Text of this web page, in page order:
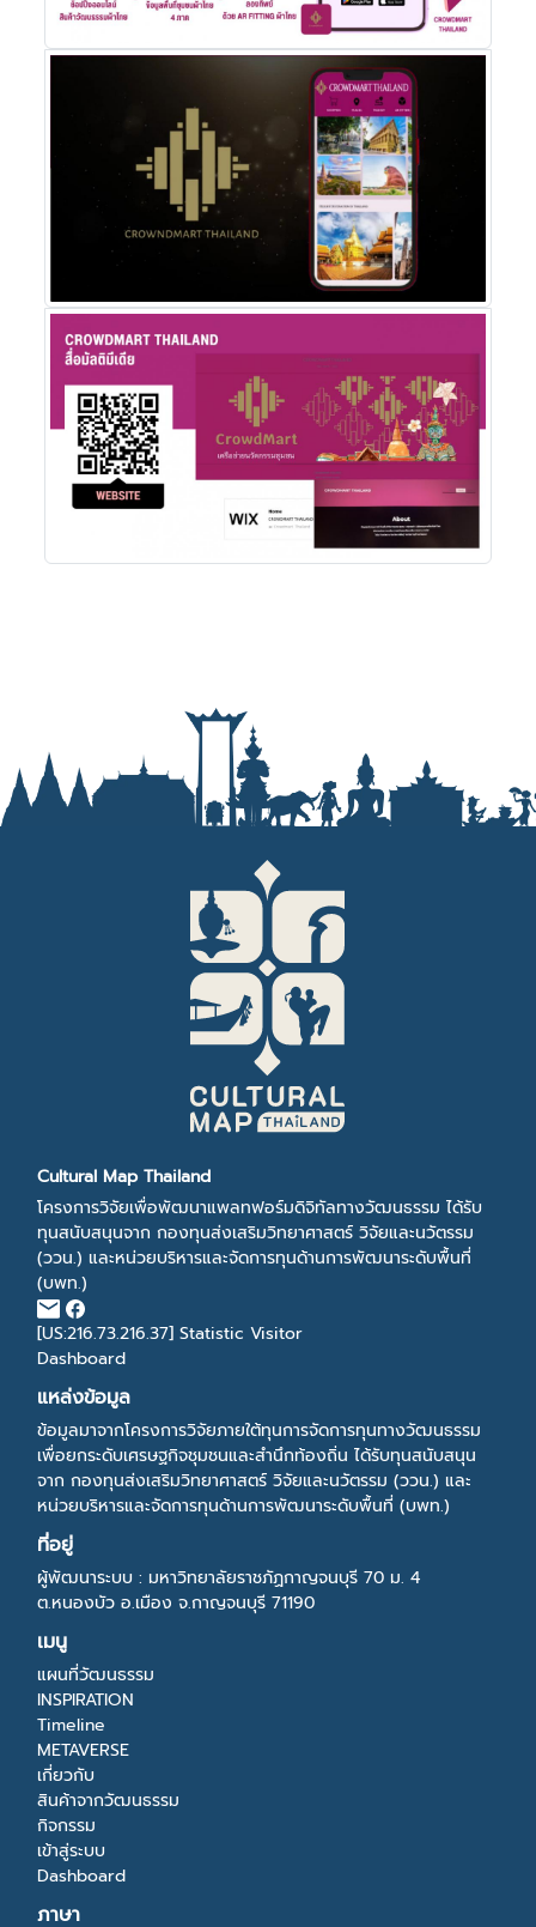
Cultural Map Thailand
โครงการวิจัยเพื่อพัฒนาแพลทฟอร์มดิจิทัลทางวัฒนธรรม ได้รับ
ทุนสนับสนุนจาก กองทุนส่งเสริมวิทยาศาสตร์ วิจัยและนวัตรรม
(ววน.) และหน่วยบริหารและจัดการทุนด้านการพัฒนาระดับพื้นที่
(บพท.)
[US:216.73.216.37] Statistic Visitor
Dashboard
แหล่งข้อมูล
ข้อมูลมาจากโครงการวิจัยภายใต้ทุนการจัดการทุนทางวัฒนธรรม
เพื่อยกระดับเศรษฐกิจชุมชนและสำนึกท้องถิ่น ได้รับทุนสนับสนุน
จาก กองทุนส่งเสริมวิทยาศาสตร์ วิจัยและนวัตรรม (ววน.) และ
หน่วยบริหารและจัดการทุนด้านการพัฒนาระดับพื้นที่ (บพท.)
ที่อยู่
ผู้พัฒนาระบบ : มหาวิทยาลัยราชภัฏกาญจนบุรี 70 ม. 4
ต.หนองบัว อ.เมือง จ.กาญจนบุรี 71190
เมนู
แผนที่วัฒนธรรม
INSPIRATION
Timeline
METAVERSE
เกี่ยวกับ
สินค้าจากวัฒนธรรม
กิจกรรม
เข้าสู่ระบบ
Dashboard
ภาษา